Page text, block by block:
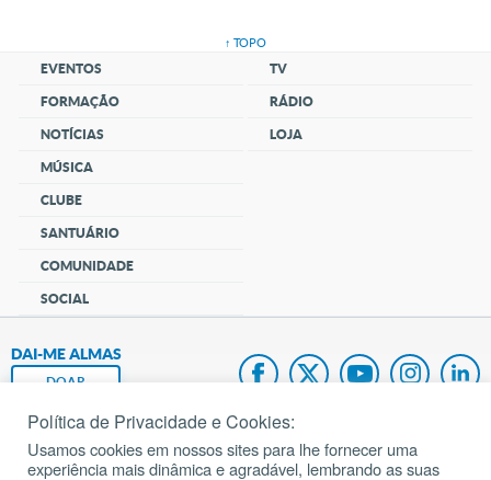
↑ TOPO
EVENTOS
FORMAÇÃO
NOTÍCIAS
MÚSICA
CLUBE
SANTUÁRIO
COMUNIDADE
SOCIAL
TV
RÁDIO
LOJA
DAI-ME ALMAS
DOAR
Fundação João Paulo II
Política de Privacidade e Cookies:
Usamos cookies em nossos sites para lhe fornecer uma
experiência mais dinâmica e agradável, lembrando as suas